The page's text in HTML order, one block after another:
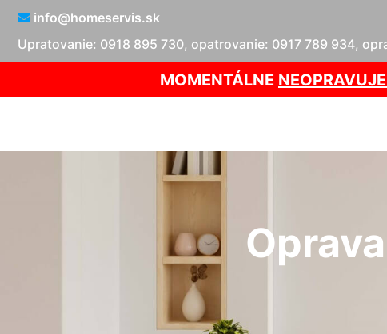
info@homeservis.sk
Upratovanie: 0918 895 730, opatrovanie: 0917 789 934,
MOMENTÁLNE